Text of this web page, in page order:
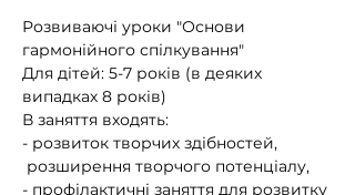
Розвиваючі уроки "Основи
гармонійного спілкування"
Для дітей: 5-7 років (в деяких
випадках 8 років)
В заняття входять:
- розвиток творчих здібностей,
розширення творчого потенціалу,
- профілактичні заняття для розвитку